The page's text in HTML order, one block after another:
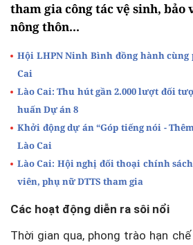
tham gia công tác vệ sinh,
nông thôn...
Hội LHPN Ninh Bình đồng hành
Cai
Lào Cai: Thu hút gần 2.000 lượt đối
huấn Dự án 8
Khởi động dự án “Góp tiếng nói -
Lào Cai
Lào Cai: Hội nghị đối thoại chính
viên, phụ nữ DTTS tham gia
Các hoạt động diễn ra sôi nổi
Thời gian qua, phong trào hạn